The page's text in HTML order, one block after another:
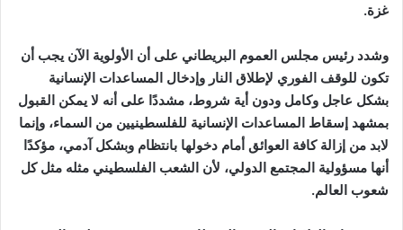
غزة.
وشدد رئيس مجلس العموم البريطاني على أن الأولوية الآن يجب أن
تكون للوقف الفوري لإطلاق النار وإدخال المساعدات الإنسانية
بشكل عاجل وكامل ودون أية شروط، مشددًا على أنه لا يمكن القبول
بمشهد إسقاط المساعدات الإنسانية للفلسطينيين من السماء، وإنما
لابد من إزالة كافة العوائق أمام دخولها بانتظام وبشكل آدمي، مؤكدًا
أنها مسؤولية المجتمع الدولي، لأن الشعب الفلسطيني مثله مثل كل
شعوب العالم.